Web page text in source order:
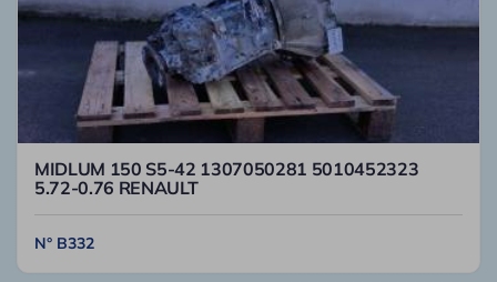
MIDLUM 150 S5-42 1307050281 5010452323
5.72-0.76 RENAULT
N° B332